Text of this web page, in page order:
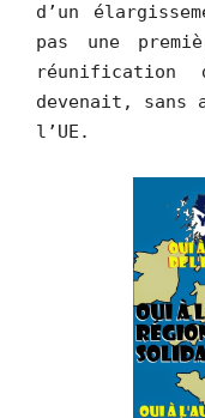
d’un
pas une
réunification
devenait, sans
l’UE.